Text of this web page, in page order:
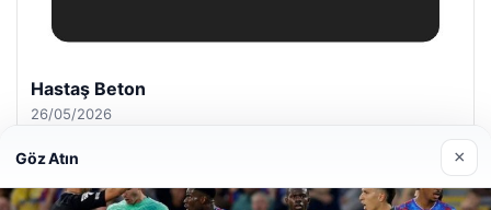
Enes Kaplan Avukatlık Bürosu
28/04/2026
Göz Atın ×